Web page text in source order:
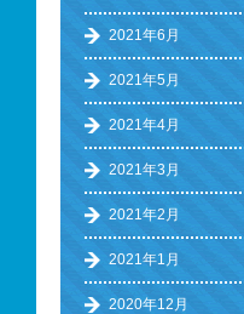
2021年6月
2021年5月
2021年4月
2021年3月
2021年2月
2021年1月
2020年12月